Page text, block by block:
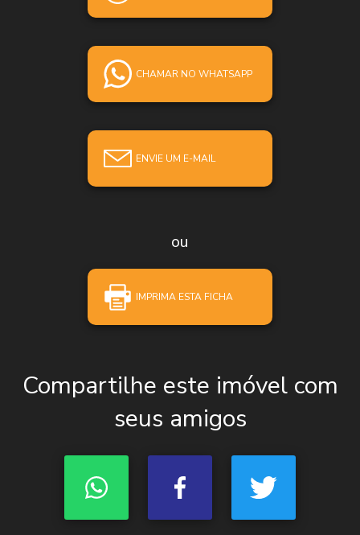
CHAMAR NO WHATSAPP
ENVIE UM E-MAIL
ou
IMPRIMA ESTA FICHA
Compartilhe este imóvel com
seus amigos